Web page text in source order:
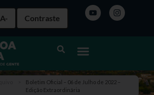
A- Contraste
Boletim Oficial – 06 de Julho de 2022 –
Edição Extraordinária